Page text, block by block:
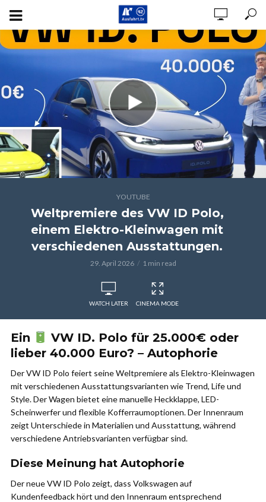
YOUTUBE
Weltpremiere des VW ID Polo,
einem Elektro-Kleinwagen mit
verschiedenen Ausstattungen.
29. April 2026 1 min read
WATCH LATER CINEMA MODE
Ein
VW ID. Polo für 25.000€ oder
lieber 40.000 Euro? – Autophorie
Der VW ID Polo feiert seine Weltpremiere als Elektro-Kleinwagen
mit verschiedenen Ausstattungsvarianten wie Trend, Life und
Style. Der Wagen bietet eine manuelle Heckklappe, LED-
Scheinwerfer und flexible Kofferraumoptionen. Der Innenraum
zeigt Unterschiede in Materialien und Ausstattung, während
verschiedene Antriebsvarianten verfügbar sind.
Diese Meinung hat Autophorie
Der neue VW ID Polo zeigt, dass Volkswagen auf
Kundenfeedback hört und den Innenraum entsprechend